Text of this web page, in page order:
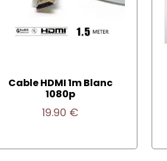
Cable HDMI 1m Blanc
1080p
19.90 €